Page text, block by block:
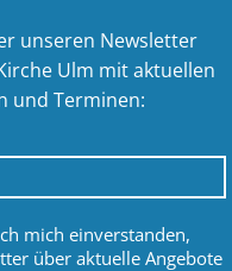
unseren Newsletter
Ulm mit aktuellen
und Terminen:
mich einverstanden,
über aktuelle Angebote